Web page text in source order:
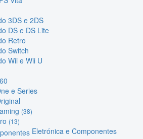
3DS e 2DS
DS e DS Lite
Retro
Switch
Wii e Wii U
e Series
(38)
(13)
Eletrónica e Componentes